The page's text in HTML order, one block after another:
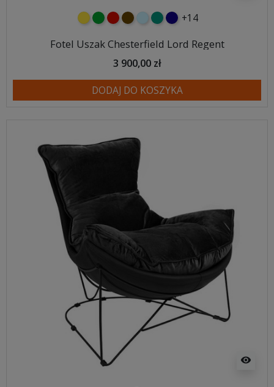
żółtyzielonyczerwony
czekoladowy
błękitnyturkusowy
granatowy
+14
Fotel Uszak Chesterfield Lord Regent
3 900,00 zł
DODAJ DO KOSZYKA
visibility